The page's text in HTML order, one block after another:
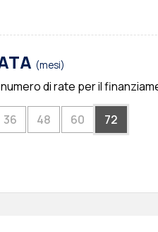
(mesi)
di rate per il
36 48 60 72